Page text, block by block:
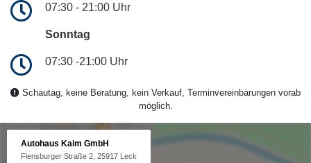
07:30 - 21:00 Uhr
Sonntag
07:30 -21:00 Uhr
Schautag, keine Beratung, kein Verkauf, Terminvereinbarungen vorab
möglich.
Autohaus Kaim GmbH
Flensburger Straße 2, 25917 Leck